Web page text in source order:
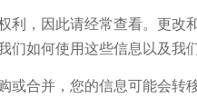
利，因此请经常查看。更改
们如何使用这些信息以及我
或合并，您的信息可能会转